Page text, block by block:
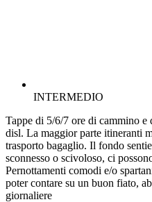
INTERMEDIO
Tappe di 5/6/7 ore di cammino e
disl. La maggior parte itineranti
trasporto bagaglio. Il fondo
sconnesso o scivoloso, ci
Pernottamenti comodi e/o
poter contare su un buon fiato,
giornaliere